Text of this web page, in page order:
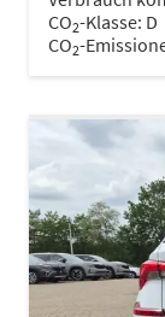
CO2-Klasse: D
CO2-